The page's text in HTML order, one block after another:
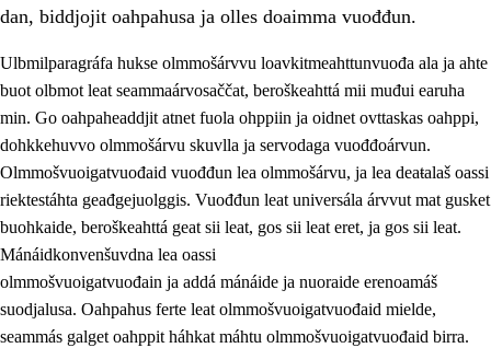
1. Oahpahusa árvovuođđu
1.1 Olmmošárvu
1.2 Identitehta ja kultuvrralaš girjáivuohta
1.3 Kritihkalaš jurddašeapmi ja ehtalaš diđolašvuohta
dan, biddjojit oahpahusa ja olles doaimma vuođđun.
Ulbmilparagráfa hukse olmmošárvvu loavkitmeahttunvuođa ala ja ahte
buot olbmot leat seammaárvosaččat, beroškeahttá mii muđui earuha
min. Go oahpaheaddjit atnet fuola ohppiin ja oidnet ovttaskas oahppi,
dohkkehuvvo olmmošárvu skuvlla ja servodaga vuođđoárvun.
Olmmošvuoigatvuođaid vuođđun lea olmmošárvu, ja lea deaŧalaš oassi
riektestáhta geađgejuolggis. Vuođđun leat universála árvvut mat gusket
buohkaide, beroškeahttá geat sii leat, gos sii leat eret, ja gos sii leat.
Mánáidkonvenšuvdna lea oassi
olmmošvuoigatvuođain ja addá mánáide ja nuoraide erenoamáš
suodjalusa. Oahpahus ferte leat olmmošvuoigatvuođaid mielde,
seammás galget oahppit háhkat máhtu olmmošvuoigatvuođaid birra.